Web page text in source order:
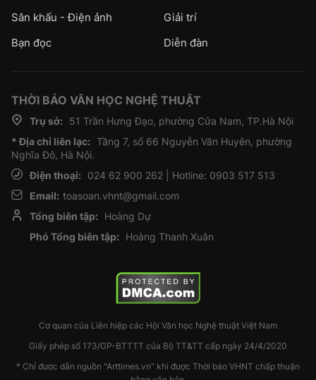
Sân khấu - Điện ảnh
Giải trí
Bạn đọc
Diễn đàn
THỜI BÁO VĂN HỌC NGHỆ THUẬT
Trụ sở:
51 Trần Hưng Đạo, phường Cửa Nam, TP.Hà Nội
* Địa chỉ liên lạc: Tầng 7, số 66 Nguyễn Văn Huyên, phường
Nghĩa Đô, Hà Nội.
Điện thoại:
024 62 900 262 | Hotline: 0903 517 513
Email: toasoan.vhnt@gmail.com
Tổng biên tập:
Hoàng Dự
Phó Tổng biên tập:
Hoàng Thanh Xuân
Cơ quan của Liên hiệp các Hội Văn học Nghệ thuật Việt Nam
Giấy phép số 173/GP-BTTTT của Bộ TT&TT cấp ngày 24/4/2020
* Chỉ được dẫn nguồn "Arttimes.vn" khi được Thời báo VHNT chấp thuận